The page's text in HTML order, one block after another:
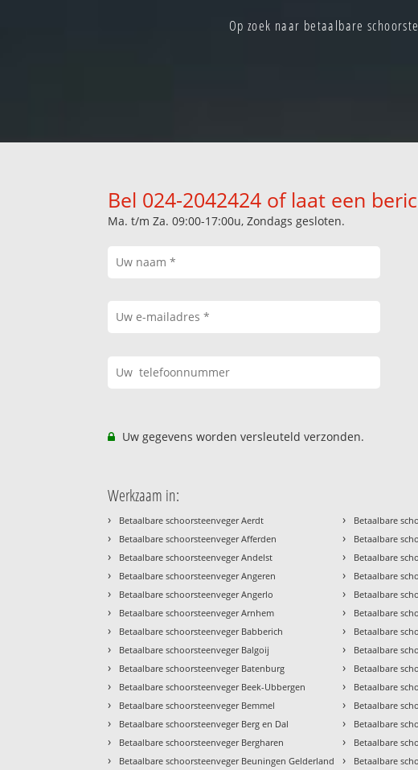
Op zoek naar betaalbare
Bel 024-2042424 of laat een
Ma. t/m Za. 09:00-17:00u, Zondags gesloten.
Uw gegevens worden versleuteld verzonden.
Werkzaam in:
› Betaalbare schoorsteenveger Aerdt
› Betaalbare schoorsteenveger Afferden
› Betaalbare schoorsteenveger Andelst
› Betaalbare schoorsteenveger Angeren
› Betaalbare schoorsteenveger Angerlo
› Betaalbare schoorsteenveger Arnhem
› Betaalbare schoorsteenveger Babberich
› Betaalbare schoorsteenveger Balgoij
› Betaalbare schoorsteenveger Batenburg
› Betaalbare schoorsteenveger Beek-Ubbergen
› Betaalbare schoorsteenveger Bemmel
› Betaalbare schoorsteenveger Berg en Dal
› Betaalbare schoorsteenveger Bergharen
› Betaalbare schoorsteenveger Beuningen Gelderland
› Betaalbare
› Betaalbare
› Betaalbare
› Betaalbare
› Betaalbare
› Betaalbare
› Betaalbare
› Betaalbare
› Betaalbare
› Betaalbare
› Betaalbare
› Betaalbare
› Betaalbare
› Betaalbare